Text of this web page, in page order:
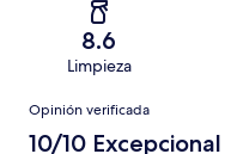
8.6
Limpieza
Opiniones
Opinión verificada
10/10 Excepcional